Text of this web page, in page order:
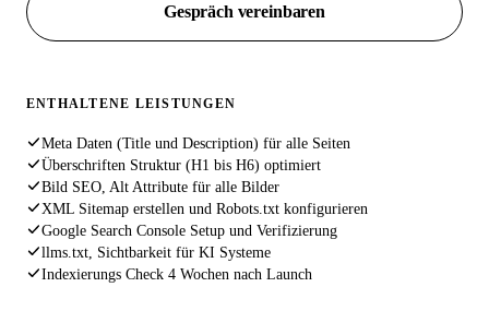
Gespräch vereinbaren
ENTHALTENE LEISTUNGEN
Meta Daten (Title und Description) für alle Seiten
Überschriften Struktur (H1 bis H6) optimiert
Bild SEO, Alt Attribute für alle Bilder
XML Sitemap erstellen und Robots.txt konfigurieren
Google Search Console Setup und Verifizierung
llms.txt, Sichtbarkeit für KI Systeme
Indexierungs Check 4 Wochen nach Launch